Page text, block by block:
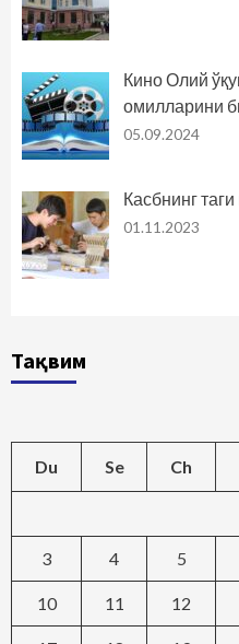
Кино Олий
омилларини
05.09.2024
Касбнинг
01.11.2023
Тақвим
Du Se Ch
3 4 5
10 11 12